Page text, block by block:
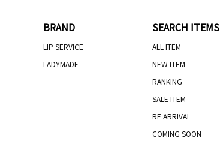
BRAND
LIP SERVICE
LADYMADE
SEARCH ITEMS
ALL ITEM
NEW ITEM
RANKING
SALE ITEM
RE ARRIVAL
COMING SOON